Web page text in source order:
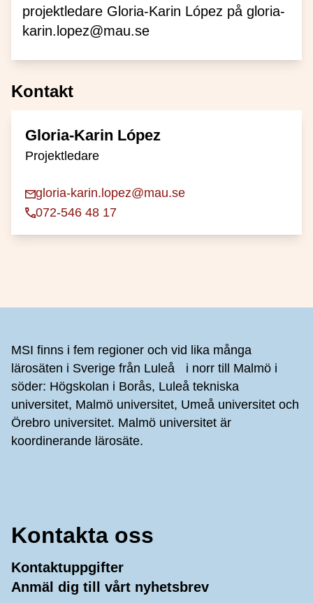
projektledare Gloria-Karin López på gloria-
karin.lopez@mau.se
Kontakt
Gloria-Karin López
Projektledare
gloria-karin.lopez@mau.se
072-546 48 17
MSI finns i fem regioner och vid lika många
lärosäten i Sverige från Luleå i norr till Malmö i
söder: Högskolan i Borås, Luleå tekniska
universitet, Malmö universitet, Umeå universitet och
Örebro universitet. Malmö universitet är
koordinerande lärosäte.
Kontakta oss
Kontaktuppgifter
Anmäl dig till vårt nyhetsbrev